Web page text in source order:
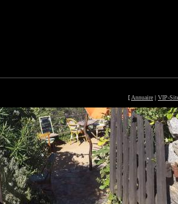
[ Annuaire | VIP-
©